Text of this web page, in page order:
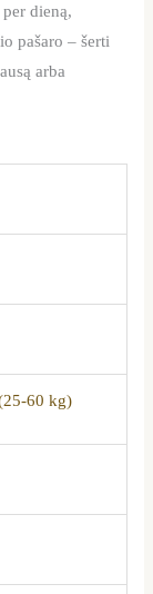
dieną,
pašaro – šerti
arba
60 kg)